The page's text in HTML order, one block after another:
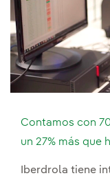
Contamos con
un 27% más que
Iberdrola tiene